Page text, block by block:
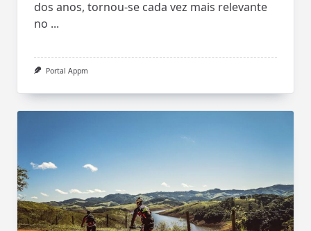
dos anos, tornou-se cada vez mais relevante
no ...
Portal Appm